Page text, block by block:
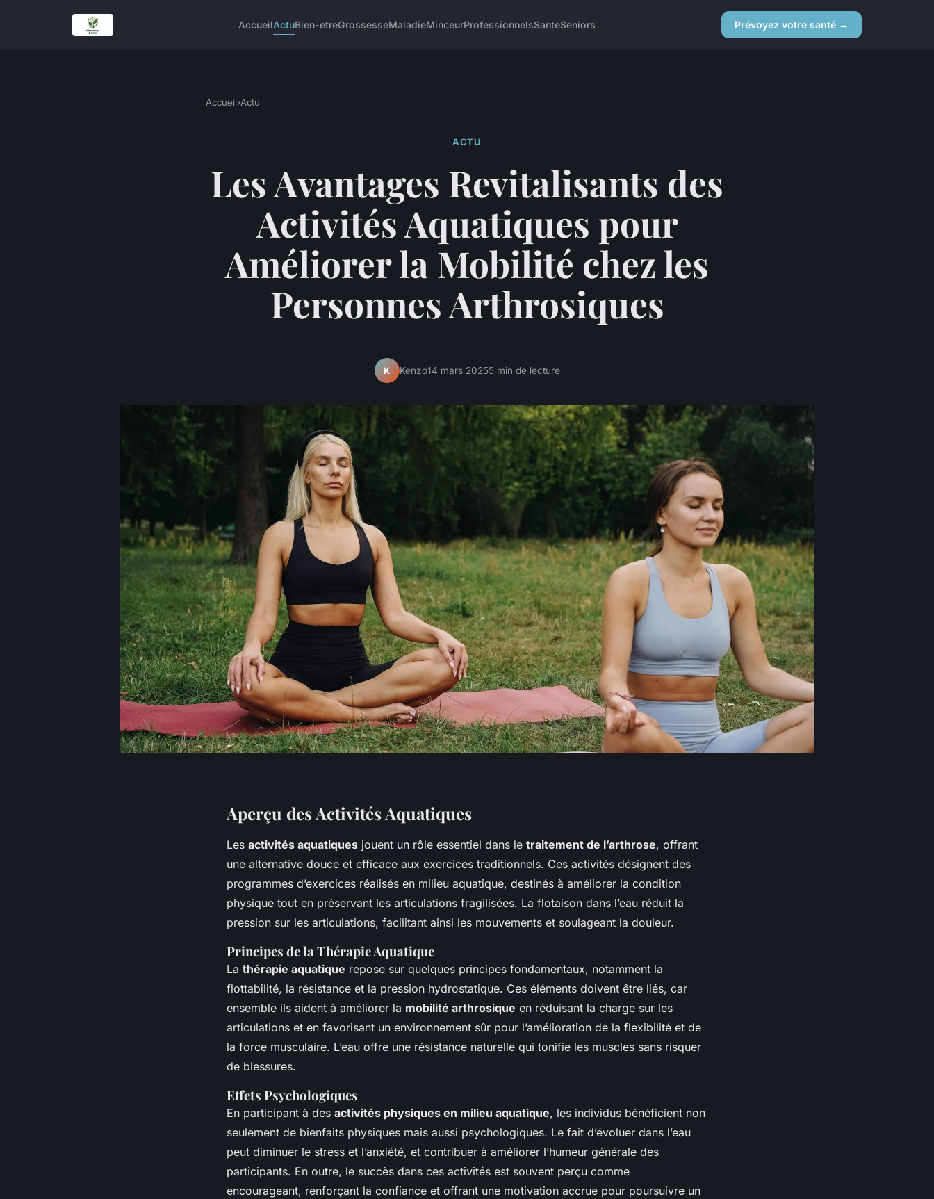
AccueilActuBien-etreGrossesseMaladieMinceurProfessionnelsSanteSeniors Prévoyez votre santé →
Accueil›Actu
ACTU
Les Avantages Revitalisants des
Activités Aquatiques pour
Améliorer la Mobilité chez les
Personnes Arthrosiques
K Kenzo14 mars 20255 min de lecture
Aperçu des Activités Aquatiques
Les activités aquatiques jouent un rôle essentiel dans le traitement de l’arthrose, offrant
une alternative douce et efficace aux exercices traditionnels. Ces activités désignent des
programmes d’exercices réalisés en milieu aquatique, destinés à améliorer la condition
physique tout en préservant les articulations fragilisées. La flotaison dans l’eau réduit la
pression sur les articulations, facilitant ainsi les mouvements et soulageant la douleur.
Principes de la Thérapie Aquatique
La thérapie aquatique repose sur quelques principes fondamentaux, notamment la
flottabilité, la résistance et la pression hydrostatique. Ces éléments doivent être liés, car
ensemble ils aident à améliorer la mobilité arthrosique en réduisant la charge sur les
articulations et en favorisant un environnement sûr pour l’amélioration de la flexibilité et de
la force musculaire. L’eau offre une résistance naturelle qui tonifie les muscles sans risquer
de blessures.
Effets Psychologiques
En participant à des activités physiques en milieu aquatique, les individus bénéficient non
seulement de bienfaits physiques mais aussi psychologiques. Le fait d’évoluer dans l’eau
peut diminuer le stress et l’anxiété, et contribuer à améliorer l’humeur générale des
participants. En outre, le succès dans ces activités est souvent perçu comme
encourageant, renforçant la confiance et offrant une motivation accrue pour poursuivre un